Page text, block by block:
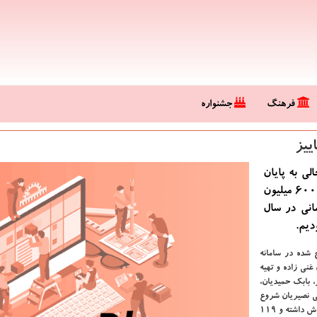
فرهنگ جشنواره
به پایان
رسید كه درآمد گیشه مهرماه سینماها سیزده میلیارد و 600 میلیون
در سال
شده در سامانه
زاده و تهیه
بازی صابر ابر، بابك حمیدیان،
نصیریان شروع
كرده بعد از یك هفته نمایش یك میلیارد و ششصد و میلیون تومان فروش داشته و 119